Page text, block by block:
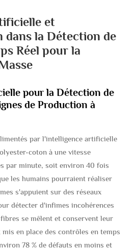
et
la Détection de
Réel pour la
pour la Détection de
de Production à
par l'intelligence artificielle
coton à une vitesse
par minute, soit environ 40 fois
les humains pourraient réaliser
s'appuient sur des réseaux
détecter d'infimes incohérences
se mêlent et conservent leur
en place des contrôles en temps
78 % de défauts en moins et